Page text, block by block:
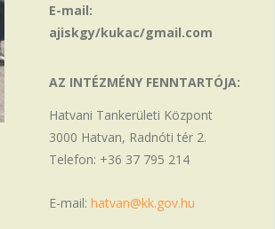
E-mail:
ajiskgy/kukac/gmail.com
AZ INTÉZMÉNY FENNTARTÓJA:
Hatvani Tankerületi Központ
3000 Hatvan, Radnóti tér 2.
Telefon: +36 37 795 214
E-mail: hatvan@kk.gov.hu